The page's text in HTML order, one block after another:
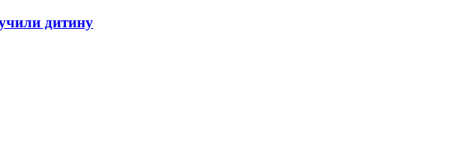
дитину